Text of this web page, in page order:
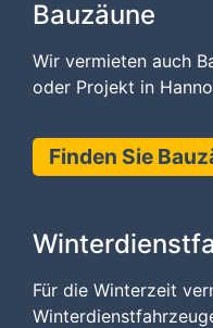
Bauzäune
Wir vermieten auch
oder Projekt in
Finden Sie
Für die Winterzeit